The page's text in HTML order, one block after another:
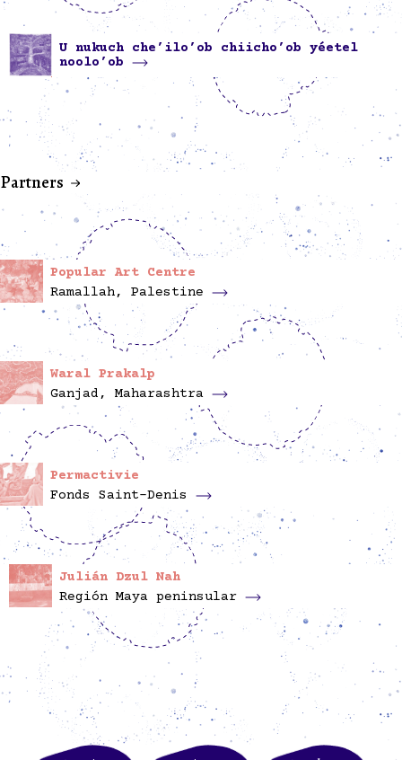
U nukuch che’ilo’ob chiicho’ob yéetel
noolo’ob
Partners
Popular Art Centre
Ramallah, Palestine
Waral Prakalp
Ganjad, Maharashtra
Permactivie
Fonds Saint-Denis
Julián Dzul Nah
Región Maya peninsular